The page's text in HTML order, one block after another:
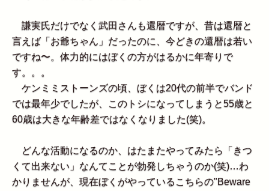
謙実氏だけでなく武田さんも還暦ですが、昔は還暦と
言えば「お爺ちゃん」だったのに、今どきの還暦は若い
ですね〜。体力的にはぼくの方がはるかに年寄りで
す。。。
ケンミミストーンズの頃、ぼくは20代の前半でバンド
では最年少でしたが、このトシになってしまうと55歳と
60歳は大きな年齢差ではなくなりました(笑)。
どんな活動になるのか、はたまたやってみたら「きつ
くて出来ない」なんてことが勃発しちゃうのか(笑)…わ
かりませんが、現在ぼくがやっているこちらの"Beware